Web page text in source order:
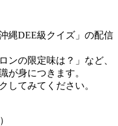
縄DEE級クイズ」の配信
ンの限定味は？」など、
が身につきます。
してみてください。
）